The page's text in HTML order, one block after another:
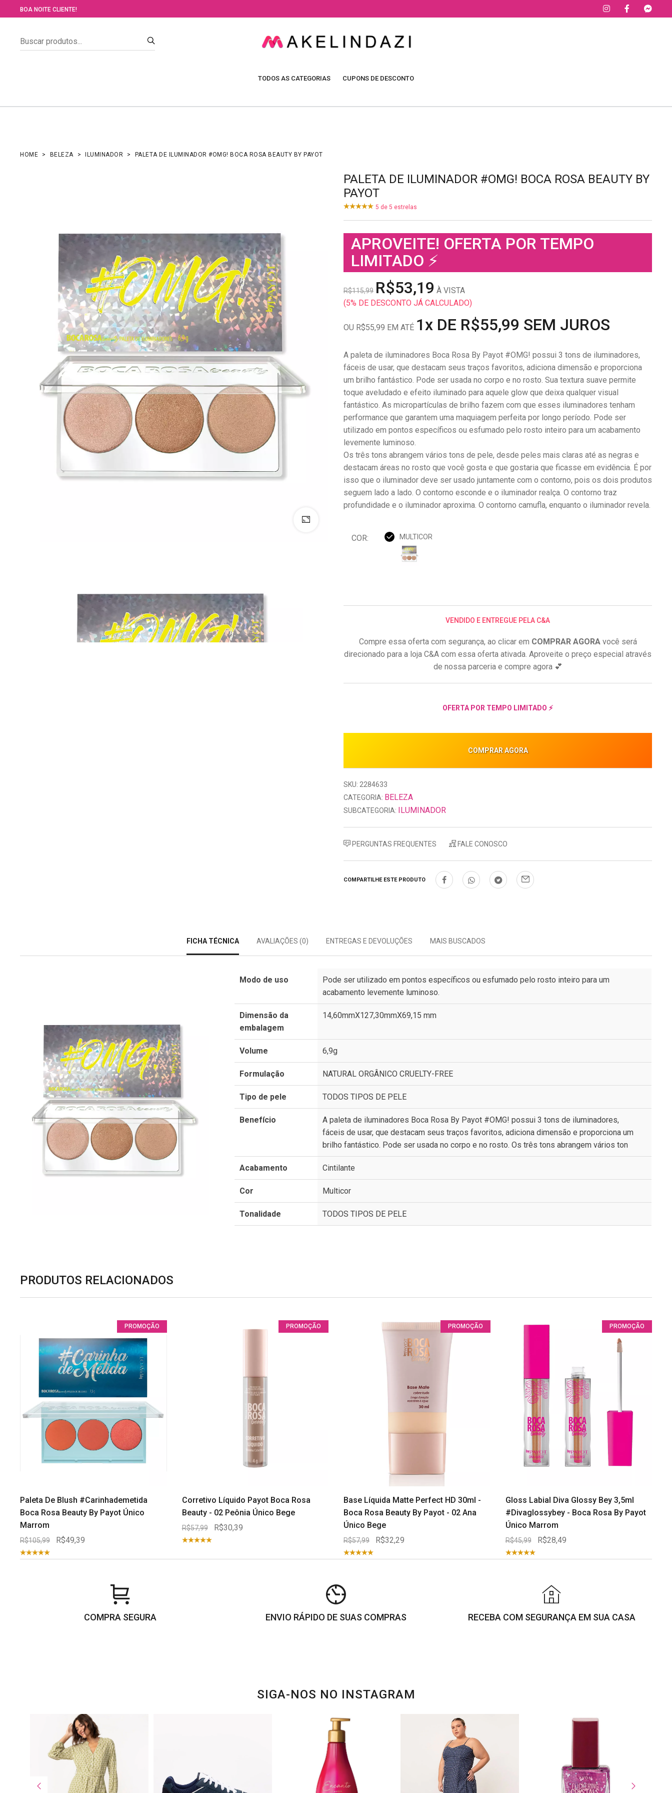
BOA NOITE CLIENTE!
TODOS AS CATEGORIAS CUPONS DE DESCONTO
HOME BELEZA ILUMINADOR PALETA DE ILUMINADOR #OMG! BOCA ROSA BEAUTY BY PAYOT
PALETA DE ILUMINADOR #OMG! BOCA ROSA BEAUTY BY
PAYOT
5 de 5 estrelas
APROVEITE! OFERTA POR TEMPO
LIMITADO ⚡
R$115,99 R$53,19 À VISTA
(5% DE DESCONTO JÁ CALCULADO)
OU R$55,99 EM ATÉ 1x DE R$55,99 SEM JUROS
A paleta de iluminadores Boca Rosa By Payot #OMG! possui 3 tons de iluminadores,
fáceis de usar, que destacam seus traços favoritos, adiciona dimensão e proporciona
um brilho fantástico. Pode ser usada no corpo e no rosto. Sua textura suave permite
toque aveludado e efeito iluminado para aquele glow que deixa qualquer visual
fantástico. As micropartículas de brilho fazem com que esses iluminadores tenham
performance que garantem uma maquiagem perfeita por longo período. Pode ser
utilizado em pontos específicos ou esfumado pelo rosto inteiro para um acabamento
levemente luminoso.
Os três tons abrangem vários tons de pele, desde peles mais claras até as negras e
destacam áreas no rosto que você gosta e que gostaria que ficasse em evidência. É por
isso que o iluminador deve ser usado juntamente com o contorno, pois os dois produtos
seguem lado a lado. O contorno esconde e o iluminador realça. O contorno traz
profundidade e o iluminador aproxima. O contorno camufla, enquanto o iluminador revela.
COR: MULTICOR
VENDIDO E ENTREGUE PELA C&A
Compre essa oferta com segurança, ao clicar em COMPRAR AGORA você será
direcionado para a loja C&A com essa oferta ativada. Aproveite o preço especial através
de nossa parceria e compre agora 💕
OFERTA POR TEMPO LIMITADO ⚡
COMPRAR AGORA
SKU: 2284633
CATEGORIA: BELEZA
SUBCATEGORIA: ILUMINADOR
PERGUNTAS FREQUENTES FALE CONOSCO
COMPARTILHE ESTE PRODUTO
FICHA TÉCNICA AVALIAÇÕES (0) ENTREGAS E DEVOLUÇÕES MAIS BUSCADOS
Modo de uso
Pode ser utilizado em pontos específicos ou esfumado pelo rosto inteiro para um
acabamento levemente luminoso.
Dimensão da
embalagem
14,60mmX127,30mmX69,15 mm
Volume 6,9g
Formulação NATURAL ORGÂNICO CRUELTY-FREE
Tipo de pele TODOS TIPOS DE PELE
Benefício
A paleta de iluminadores Boca Rosa By Payot #OMG! possui 3 tons de iluminadores,
fáceis de usar, que destacam seus traços favoritos, adiciona dimensão e proporciona um
brilho fantástico. Pode ser usada no corpo e no rosto. Os três tons abrangem vários ton
Acabamento Cintilante
Cor Multicor
Tonalidade TODOS TIPOS DE PELE
PRODUTOS RELACIONADOS
PROMOÇÃO
Paleta De Blush #Carinhademetida
Boca Rosa Beauty By Payot Único
Marrom
R$105,99 R$49,39
PROMOÇÃO
Corretivo Líquido Payot Boca Rosa
Beauty - 02 Peônia Único Bege
R$57,99 R$30,39
PROMOÇÃO
Base Líquida Matte Perfect HD 30ml -
Boca Rosa Beauty By Payot - 02 Ana
Único Bege
R$57,99 R$32,29
PROMOÇÃO
Gloss Labial Diva Glossy Bey 3,5ml
#divaglossybey - Boca Rosa By Payot
Único Marrom
R$45,99 R$28,49
COMPRA SEGURA ENVIO RÁPIDO DE SUAS COMPRAS RECEBA COM SEGURANÇA EM SUA CASA
SIGA-NOS NO INSTAGRAM